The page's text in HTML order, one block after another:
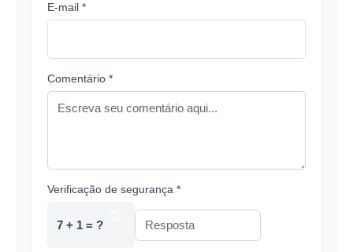
E-mail *
Comentário *
Verificação de segurança *
7 + 1 = ?